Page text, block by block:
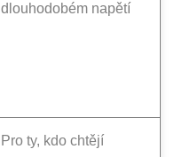
dlouhodobém napětí
Pro ty, kdo chtějí